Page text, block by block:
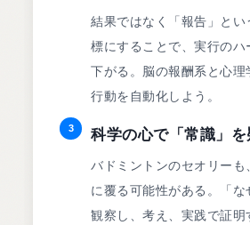
結果ではなく「報告」とい
標にすることで、実行のハ
下がる。脳の報酬系と心理
行動を自動化しよう。
3 科学の心で「常識」を
バドミントンのセオリーも
に覆る可能性がある。「な
観察し、考え、実践で証明